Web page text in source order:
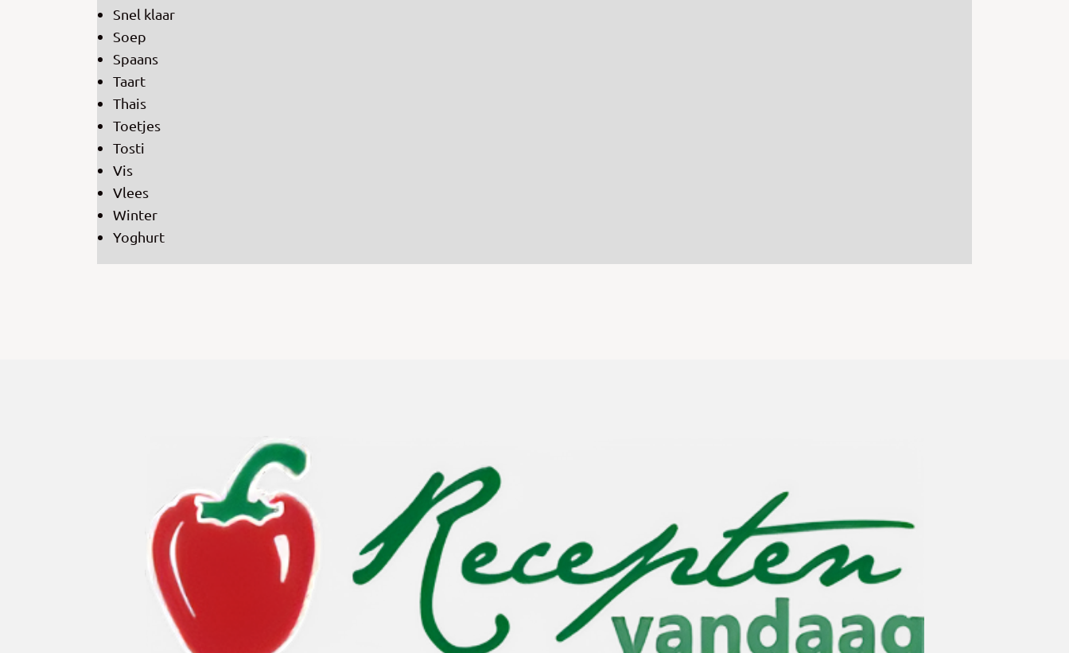
Snel klaar
Soep
Spaans
Taart
Thais
Toetjes
Tosti
Vis
Vlees
Winter
Yoghurt